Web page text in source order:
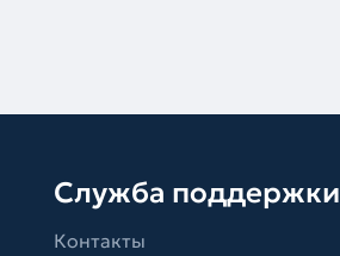
Служба поддержки
Контакты